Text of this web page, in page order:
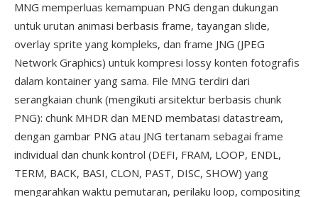
MNG memperluas kemampuan PNG dengan dukungan
untuk urutan animasi berbasis frame, tayangan slide,
overlay sprite yang kompleks, dan frame JNG (JPEG
Network Graphics) untuk kompresi lossy konten fotografis
dalam kontainer yang sama. File MNG terdiri dari
serangkaian chunk (mengikuti arsitektur berbasis chunk
PNG): chunk MHDR dan MEND membatasi datastream,
dengan gambar PNG atau JNG tertanam sebagai frame
individual dan chunk kontrol (DEFI, FRAM, LOOP, ENDL,
TERM, BACK, BASI, CLON, PAST, DISC, SHOW) yang
mengarahkan waktu pemutaran, perilaku loop, compositing